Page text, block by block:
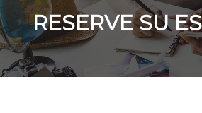
RESERVE SU